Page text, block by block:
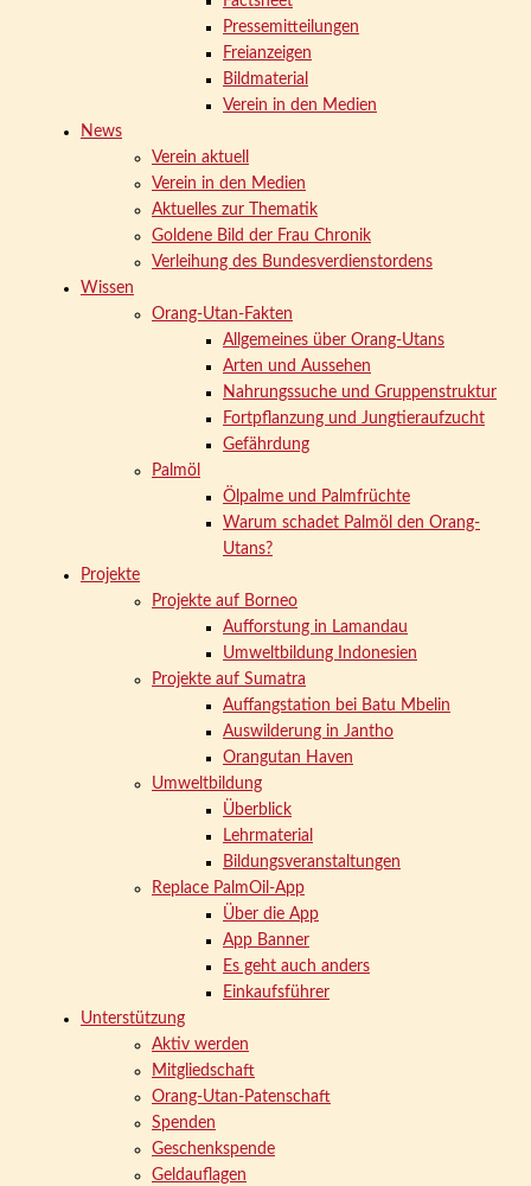
Pressemitteilungen
Freianzeigen
Bildmaterial
Verein in den Medien
News
Verein aktuell
Verein in den Medien
Aktuelles zur Thematik
Goldene Bild der Frau Chronik
Verleihung des Bundesverdienstordens
Wissen
Orang-Utan-Fakten
Allgemeines über Orang-Utans
Arten und Aussehen
Nahrungssuche und Gruppenstruktur
Fortpflanzung und Jungtieraufzucht
Gefährdung
Palmöl
Ölpalme und Palmfrüchte
Warum schadet Palmöl den Orang-
Utans?
Projekte
Projekte auf Borneo
Aufforstung in Lamandau
Umweltbildung Indonesien
Projekte auf Sumatra
Auffangstation bei Batu Mbelin
Auswilderung in Jantho
Orangutan Haven
Umweltbildung
Überblick
Lehrmaterial
Bildungsveranstaltungen
Replace PalmOil-App
Über die App
App Banner
Es geht auch anders
Einkaufsführer
Unterstützung
Aktiv werden
Mitgliedschaft
Orang-Utan-Patenschaft
Spenden
Geschenkspende
Geldauflagen